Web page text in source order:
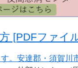
[PDFファイ
。安達郡・須賀川